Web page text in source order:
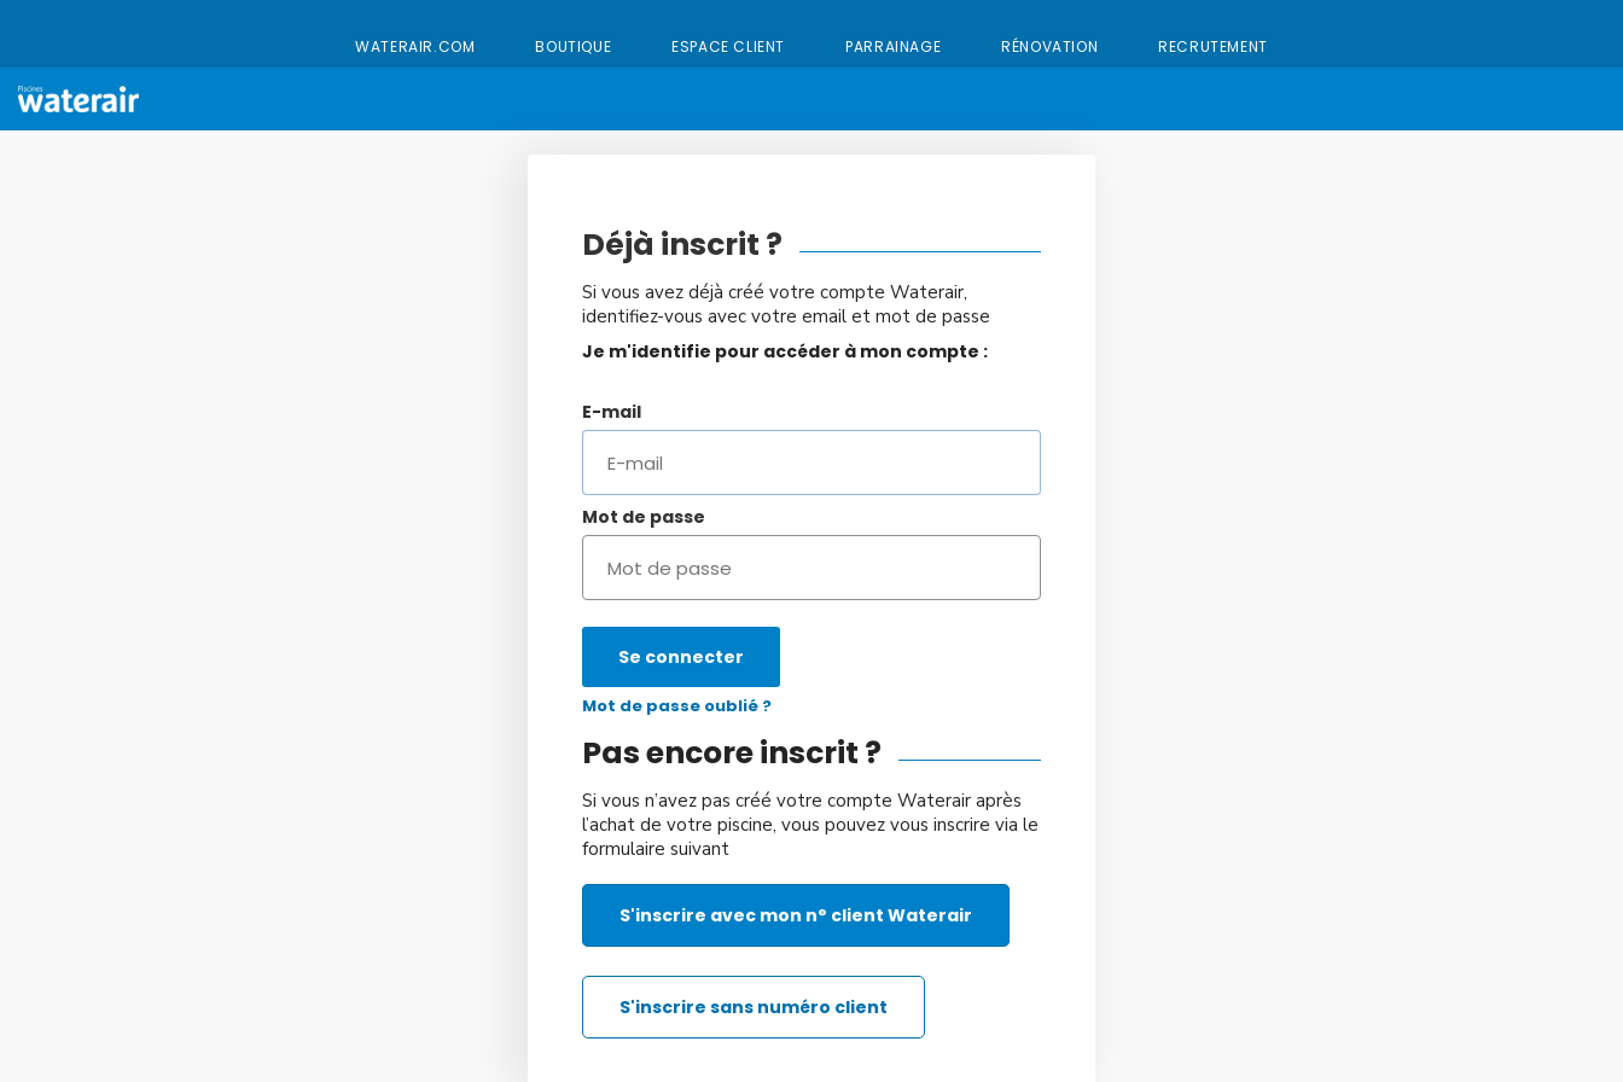
WATERAIR.COM BOUTIQUE ESPACE CLIENT PARRAINAGE RÉNOVATION RECRUTEMENT
Déjà inscrit ?
Si vous avez déjà créé votre compte Waterair,
identifiez-vous avec votre email et mot de passe
Je m'identifie pour accéder à mon compte :
E-mail
Mot de passe
Mot de passe oublié ?
Se connecter
Pas encore inscrit ?
Si vous n’avez pas créé votre compte Waterair après
l’achat de votre piscine, vous pouvez vous inscrire via le
formulaire suivant
S'inscrire avec mon n° client Waterair
S'inscrire sans numéro client